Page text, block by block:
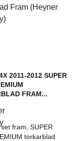
2011-2012 SUPER
FRAM...
fram, SUPER
torkarblad